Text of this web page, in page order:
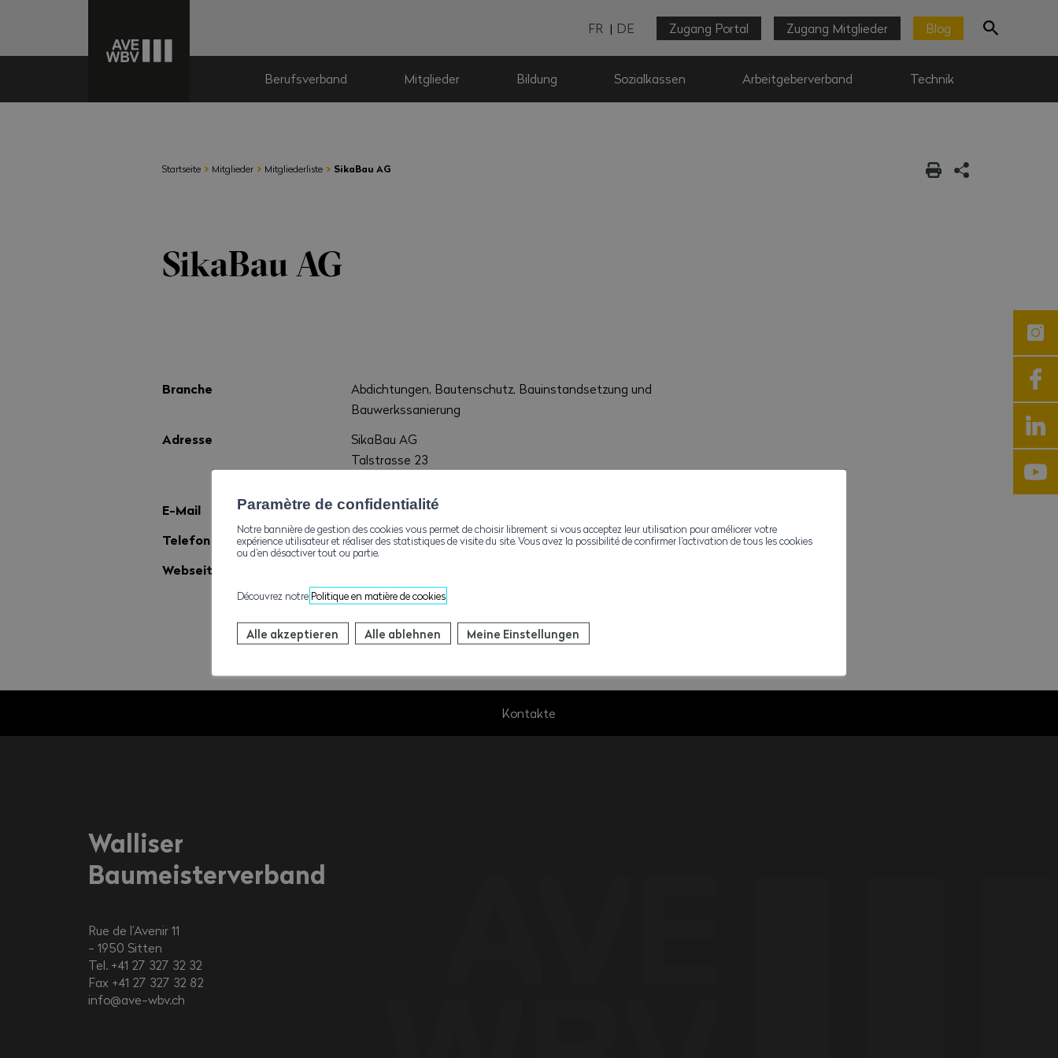
FR DE Zugang Portal Zugang Mitglieder Blog
Berufsverband Mitglieder Bildung Sozialkassen Arbeitgeberverband Technik
Startseite › Mitglieder › Mitgliederliste › SikaBau AG
SikaBau AG
Branche
Abdichtungen, Bautenschutz, Bauinstandsetzung und
Bauwerkssanierung
Adresse
SikaBau AG
Talstrasse 23
E-Mail sikabau.vs@ch.sika.com
Telefon +41 58 436 21 61
Webseite
Kontakte
Walliser
Baumeisterverband
Rue de l’Avenir 11
1950 Sitten
Tel. +41 27 327 32 32
Fax +41 27 327 32 82
info@ave-wbv.ch
Paramètre de confidentialité
Notre bannière de gestion des cookies vous permet de choisir librement si vous acceptez leur utilisation pour améliorer votre
expérience utilisateur et réaliser des statistiques de visite du site. Vous avez la possibilité de confirmer l’activation de tous les cookies
ou d’en désactiver tout ou partie.
Découvrez notre Politique en matière de cookies
Alle akzeptieren Alle ablehnen Meine Einstellungen